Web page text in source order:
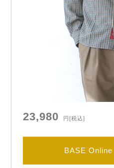
23,980 円 [税込]
BASE Online